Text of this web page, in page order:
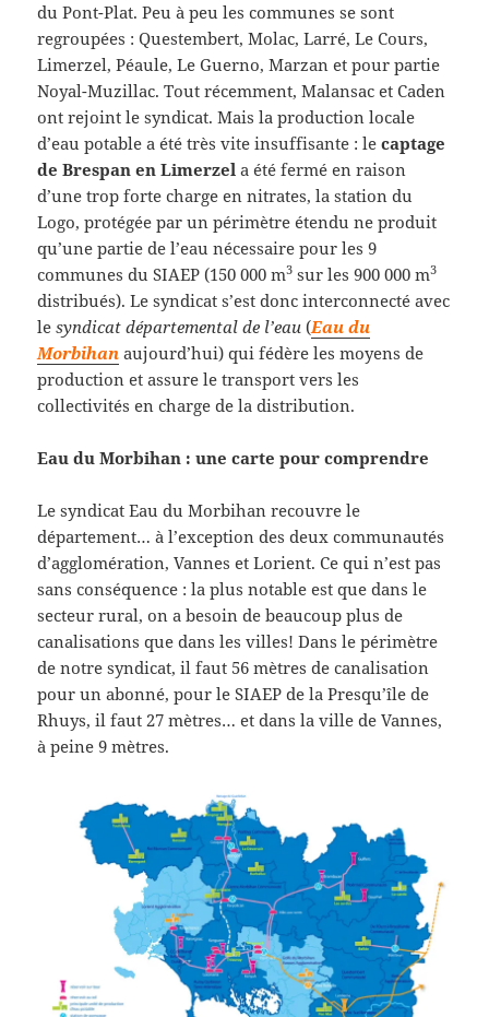
du Pont-Plat. Peu à peu les communes se sont
regroupées : Questembert, Molac, Larré, Le Cours,
Limerzel, Péaule, Le Guerno, Marzan et pour partie
Noyal-Muzillac. Tout récemment, Malansac et Caden
ont rejoint le syndicat. Mais la production locale
d’eau potable a été très vite insuffisante : lecaptage
de Brespan en Limerzel a été fermé en raison
d’une trop forte charge en nitrates, la station du
Logo, protégée par un périmètre étendu ne produit
qu’une partie de l’eau nécessaire pour les 9
communes du SIAEP (150 000 m3 sur les 900 000 m3
distribués). Le syndicat s’est donc interconnecté avec
lesyndicat départemental de l’eau (Eau du
Morbihan aujourd’hui) qui fédère les moyens de
production et assure le transport vers les
collectivités en charge de la distribution.
Eau du Morbihan : une carte pour comprendre
Le syndicat Eau du Morbihan recouvre le
département… à l’exception des deux communautés
d’agglomération, Vannes et Lorient. Ce qui n’est pas
sans conséquence : la plus notable est que dans le
secteur rural, on a besoin de beaucoup plus de
canalisations que dans les villes! Dans le périmètre
de notre syndicat, il faut 56 mètres de canalisation
pour un abonné, pour le SIAEP de la Presqu’île de
Rhuys, il faut 27 mètres… et dans la ville de Vannes,
à peine 9 mètres.